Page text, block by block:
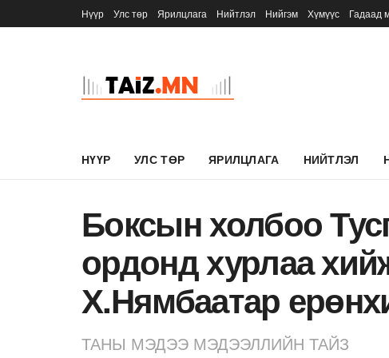
Нүүр Улс төр Ярилцлага Нийтлэл Нийгэм Хүмүүс Гадаад
НҮҮР УЛС ТӨР ЯРИЛЦЛАГА НИЙТЛЭЛ
Боксын холбоо
ордонд хурлаа
Х.Нямбаатар
ТАНЫ МЭДЭЭ МЭДЭЭЛЛИЙН ТАЙЗ